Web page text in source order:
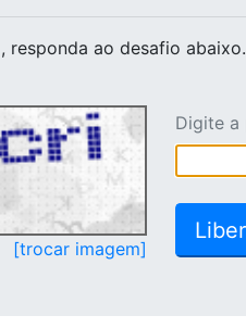
, responda ao desafio abaixo.
[trocar imagem]
Digite a